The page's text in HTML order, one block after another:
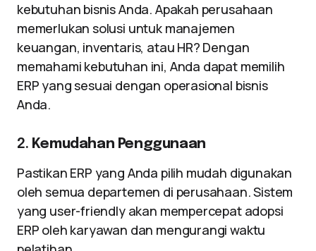
kebutuhan bisnis Anda. Apakah perusahaan
memerlukan solusi untuk manajemen
keuangan, inventaris, atau HR? Dengan
memahami kebutuhan ini, Anda dapat memilih
ERP yang sesuai dengan operasional bisnis
Anda.
2. Kemudahan Penggunaan
Pastikan ERP yang Anda pilih mudah digunakan
oleh semua departemen di perusahaan. Sistem
yang user-friendly akan mempercepat adopsi
ERP oleh karyawan dan mengurangi waktu